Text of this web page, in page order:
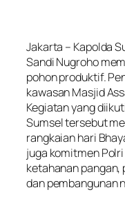
Jakarta – Kapolda
Sandi Nugroho
pohon produktif.
kawasan Masjid
Kegiatan yang
Sumsel tersebut
rangkaian hari
juga komitmen
ketahanan pangan,
dan pembangunan